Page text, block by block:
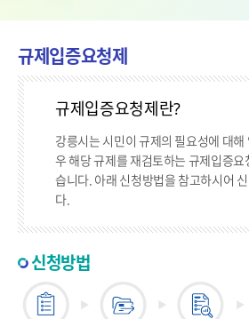
규제입증요청제
규제입증요청제란?
강릉시는 시민이 규제의 필요성에 대해
우 해당 규제를 재검토하는 규제입증요
습니다. 아래 신청방법을 참고하시어
다.
신청방법